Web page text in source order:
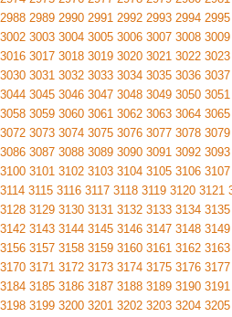
2988 2989 2990 2991 2992 2993 2994 2995
3002 3003 3004 3005 3006 3007 3008 3009
3016 3017 3018 3019 3020 3021 3022 3023
3030 3031 3032 3033 3034 3035 3036 3037
3044 3045 3046 3047 3048 3049 3050 3051
3058 3059 3060 3061 3062 3063 3064 3065
3072 3073 3074 3075 3076 3077 3078 3079
3086 3087 3088 3089 3090 3091 3092 3093
3100 3101 3102 3103 3104 3105 3106 3107
3114 3115 3116 3117 3118 3119 3120 3121
3128 3129 3130 3131 3132 3133 3134 3135
3142 3143 3144 3145 3146 3147 3148 3149
3156 3157 3158 3159 3160 3161 3162 3163
3170 3171 3172 3173 3174 3175 3176 3177
3184 3185 3186 3187 3188 3189 3190 3191
3198 3199 3200 3201 3202 3203 3204 3205